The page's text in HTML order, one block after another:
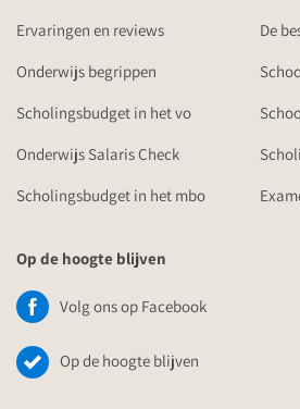
Ervaringen en reviews
De
Onderwijs begrippen
Scholingsbudget in het vo
Onderwijs Salaris Check
Scholingsbudget in het mbo
Op de hoogte blijven
Volg ons op Facebook
Op de hoogte blijven